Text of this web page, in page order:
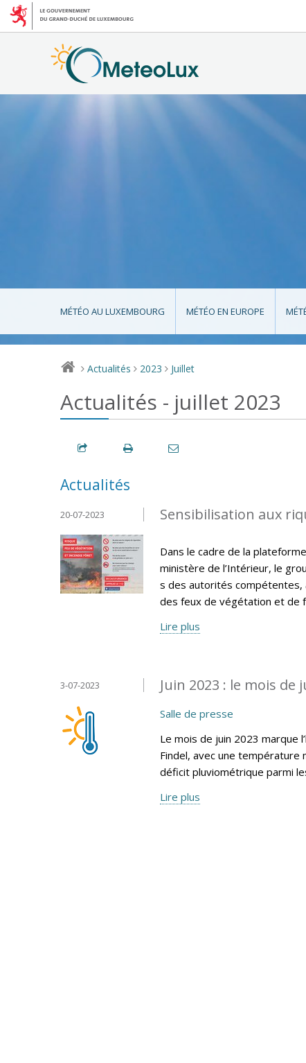
MÉTÉO AU LUXEMBOURG MÉTÉO EN EUROPE
> Actualités > 2023 > Juillet
Actualités - juillet 2023
Actualités
Sensibilisation aux
20-07-2023
Dans le cadre de la
ministère de l’Intérieur, le
s des autorités compétentes,
des feux de végétation et de
Lire plus
Juin 2023 : le mois de
3-07-2023
Salle de presse
Le mois de juin 2023 marque
Findel, avec une température
déficit pluviométrique parmi
Lire plus